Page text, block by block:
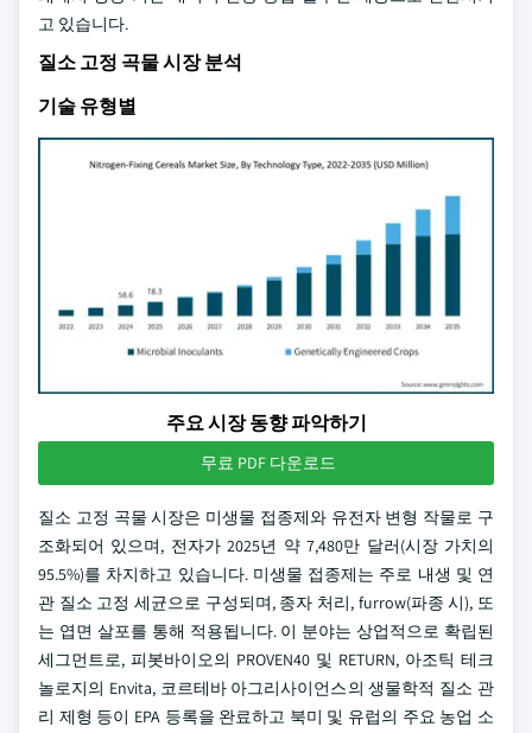
고 있습니다.
질소 고정 곡물 시장 분석
기술 유형별
주요 시장 동향 파악하기
무료 PDF 다운로드
질소 고정 곡물 시장은 미생물 접종제와 유전자 변형 작물로 구
조화되어 있으며, 전자가 2025년 약 7,480만 달러(시장 가치의
95.5%)를 차지하고 있습니다. 미생물 접종제는 주로 내생 및 연
관 질소 고정 세균으로 구성되며, 종자 처리, furrow(파종 시), 또
는 엽면 살포를 통해 적용됩니다. 이 분야는 상업적으로 확립된
세그먼트로, 피봇바이오의 PROVEN40 및 RETURN, 아조틱 테크
놀로지의 Envita, 코르테바 아그리사이언스의 생물학적 질소 관
리 제형 등이 EPA 등록을 완료하고 북미 및 유럽의 주요 농업 소